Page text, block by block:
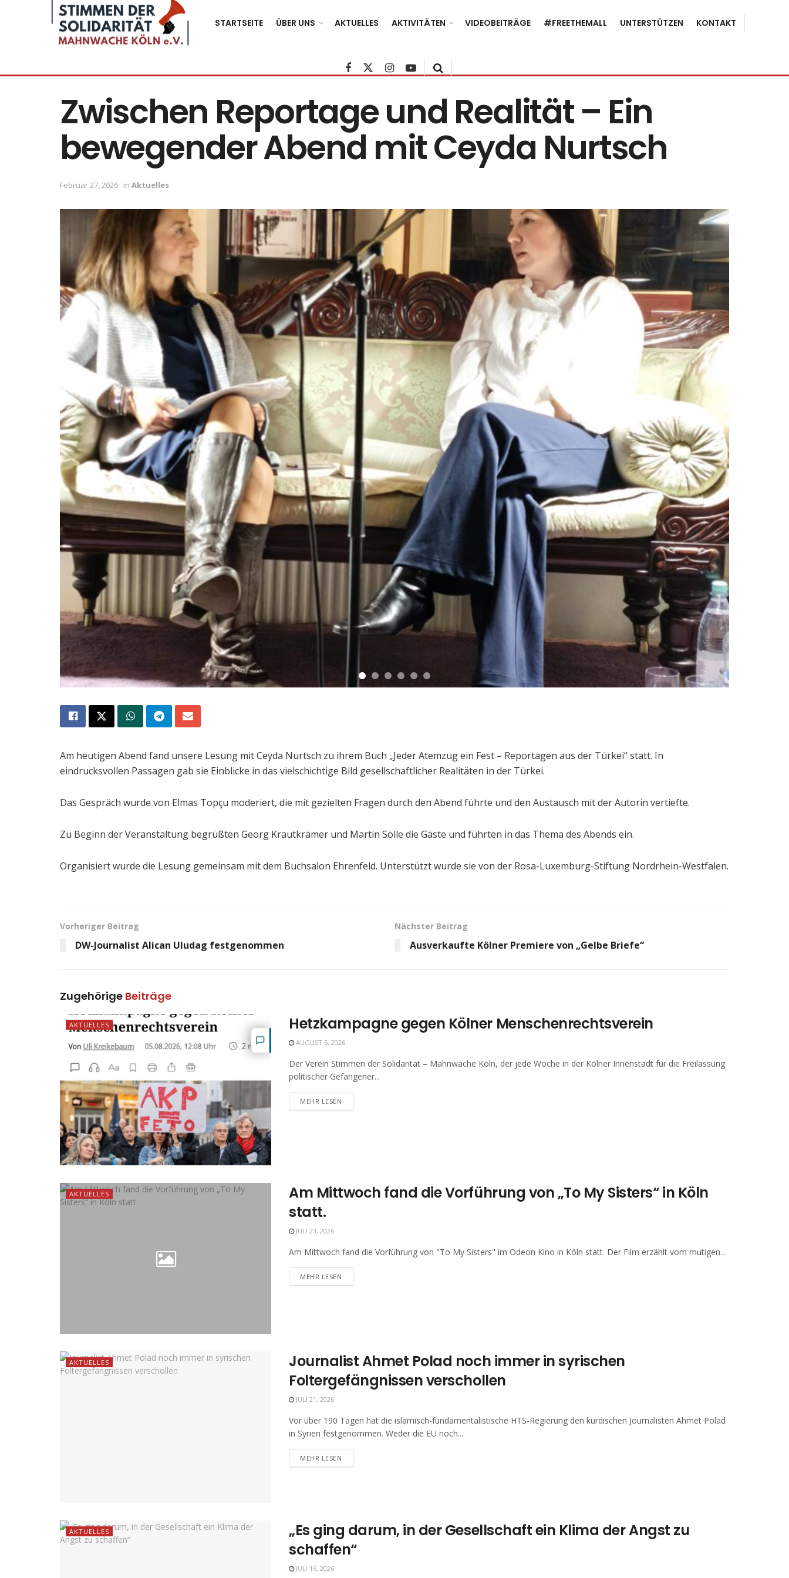
STARTSEITE ÜBER UNS AKTUELLES AKTIVITÄTEN VIDEOBEITRÄGE #FREETHEMALL UNTERSTÜTZEN KONTAKT
Zwischen Reportage und Realität – Ein
bewegender Abend mit Ceyda Nurtsch
Februar 27, 2026 in Aktuelles
Am heutigen Abend fand unsere Lesung mit Ceyda Nurtsch zu ihrem Buch „Jeder Atemzug ein Fest – Reportagen aus der Türkei“ statt. In
eindrucksvollen Passagen gab sie Einblicke in das vielschichtige Bild gesellschaftlicher Realitäten in der Türkei.
Das Gespräch wurde von Elmas Topçu moderiert, die mit gezielten Fragen durch den Abend führte und den Austausch mit der Autorin vertiefte.
Zu Beginn der Veranstaltung begrüßten Georg Krautkrämer und Martin Sölle die Gäste und führten in das Thema des Abends ein.
Organisiert wurde die Lesung gemeinsam mit dem Buchsalon Ehrenfeld. Unterstützt wurde sie von der Rosa-Luxemburg-Stiftung Nordrhein-Westfalen.
Vorheriger Beitrag
DW-Journalist Alican Uludag festgenommen
Nächster Beitrag
Ausverkaufte Kölner Premiere von „Gelbe Briefe“
Zugehörige Beiträge
AKTUELLES Hetzkampagne gegen Kölner Menschenrechtsverein
AUGUST 5, 2026
Der Verein Stimmen der Solidarität – Mahnwache Köln, der jede Woche in der Kölner Innenstadt für die Freilassung
politischer Gefangener...
MEHR LESEN
AKTUELLES
Am Mittwoch fand die Vorführung von „To My Sisters“ in Köln
statt.
JULI 23, 2026
Am Mittwoch fand die Vorführung von "To My Sisters" im Odeon Kino in Köln statt. Der Film erzählt vom mutigen...
MEHR LESEN
AKTUELLES
Journalist Ahmet Polad noch immer in syrischen
Foltergefängnissen verschollen
JULI 21, 2026
Vor über 190 Tagen hat die islamisch-fundamentalistische HTS-Regierung den kurdischen Journalisten Ahmet Polad
in Syrien festgenommen. Weder die EU noch...
MEHR LESEN
AKTUELLES
„Es ging darum, in der Gesellschaft ein Klima der Angst zu
schaffen“
JULI 16, 2026